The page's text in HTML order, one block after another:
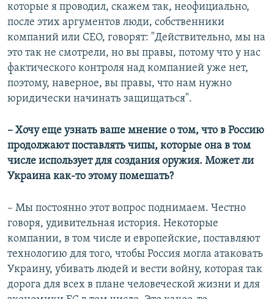
которые я проводил, скажем так, неофициально,
после этих аргументов люди, собственники
компаний или CEO, говорят: "Действительно, мы на
это так не смотрели, но вы правы, потому что у нас
фактического контроля над компанией уже нет,
поэтому, наверное, вы правы, что нам нужно
юридически начинать защищаться".
– Хочу еще узнать ваше мнение о том, что в Россию
продолжают поставлять чипы, которые она в том
числе использует для создания оружия. Может ли
Украина как-то этому помешать?
– Мы постоянно этот вопрос поднимаем. Честно
говоря, удивительная история. Некоторые
компании, в том числе и европейские, поставляют
технологию для того, чтобы Россия могла атаковать
Украину, убивать людей и вести войну, которая так
дорога для всех в плане человеческой жизни и для